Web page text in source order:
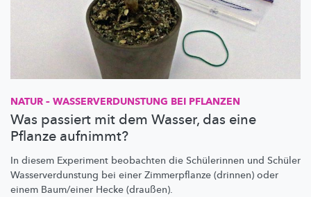
NATUR – WASSERVERDUNSTUNG BEI PFLANZEN
Was passiert mit dem Wasser, das eine
Pflanze aufnimmt?
In diesem Experiment beobachten die Schülerinnen und Schüler
Wasserverdunstung bei einer Zimmerpflanze (drinnen) oder
einem Baum/einer Hecke (draußen).